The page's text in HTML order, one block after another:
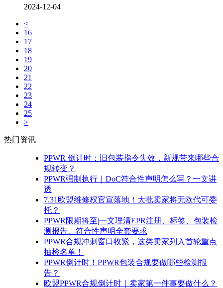
2024-12-04
<
16
17
18
19
20
21
22
23
24
25
>
热门资讯
PPWR 倒计时：旧包装指令失效，新规带来哪些合
规转变？
PPWR强制执行｜DoC符合性声明怎么写？一文讲
透
7.31欧盟维修权官宣落地！大批卖家将无欧代可委
托？
PPWR限期将至|一文理清EPR注册、标签、包装检
测报告、符合性声明全套要求
PPWR合规冲刺窗口收紧，这类卖家列入首轮重点
抽检名单！
PPWR倒计时！PPWR包装合规要做哪些检测报
告？
欧盟PPWR合规倒计时｜卖家第一件事要做什么？